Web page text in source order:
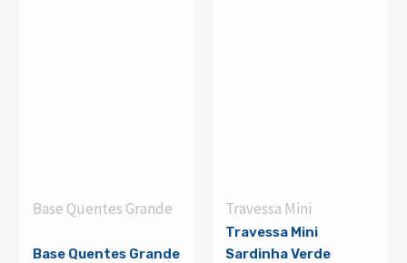
Base Quentes Grande
Base Quentes Grande
Travessa Mini
Travessa Mini
Sardinha Verde